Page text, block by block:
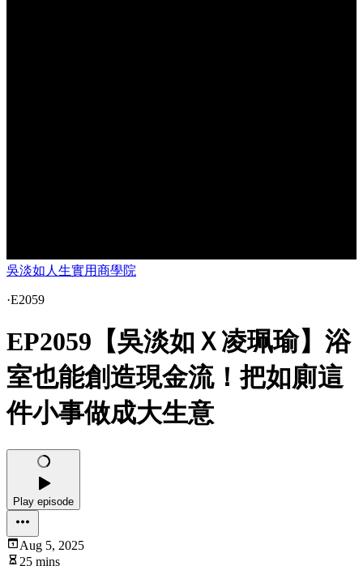
吳淡如人生實用商學院
·E2059
EP2059【吳淡如Ｘ凌珮瑜】浴
室也能創造現金流！把如廁這
件小事做成大生意
Play episode
Aug 5, 2025
25 mins